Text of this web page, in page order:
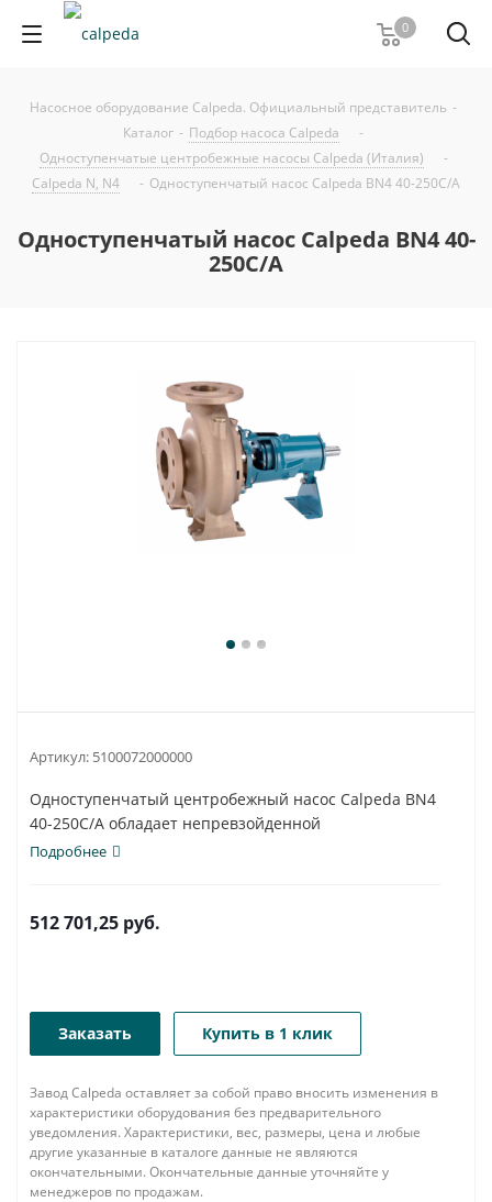
0
Насосное оборудование Calpeda. Официальный представитель -
Каталог - Подбор насоса Calpeda
-
Одноступенчатые центробежные насосы Calpeda (Италия)
-
Calpeda N, N4
- Одноступенчатый насос Calpeda BN4 40-250C/A
Одноступенчатый насос Calpeda BN4 40-
250C/A
Артикул: 5100072000000
Одноступенчатый центробежный насос Calpeda BN4
40-250C/A обладает непревзойденной
универсальностью...
Подробнее
512 701,25 руб.
Заказать Купить в 1 клик
Завод Calpeda оставляет за собой право вносить изменения в
характеристики оборудования без предварительного
уведомления. Характеристики, вес, размеры, цена и любые
другие указанные в каталоге данные не являются
окончательными. Окончательные данные уточняйте у
менеджеров по продажам.